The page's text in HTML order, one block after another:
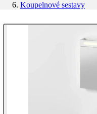
Koupelnové sestavy